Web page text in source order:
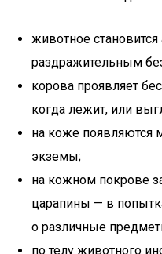
животное
раздражительным
корова проявляет
когда лежит, или
на коже появляются
экземы;
на кожном покрове
царапины — в
о различные
по телу животного